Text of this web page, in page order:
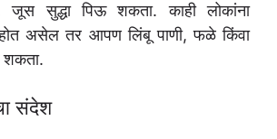
सुद्धा पिऊ शकता. काही लोकांना
होत असेल तर आपण लिंबू पाणी, फळे किंवा
शकता.
संदेश